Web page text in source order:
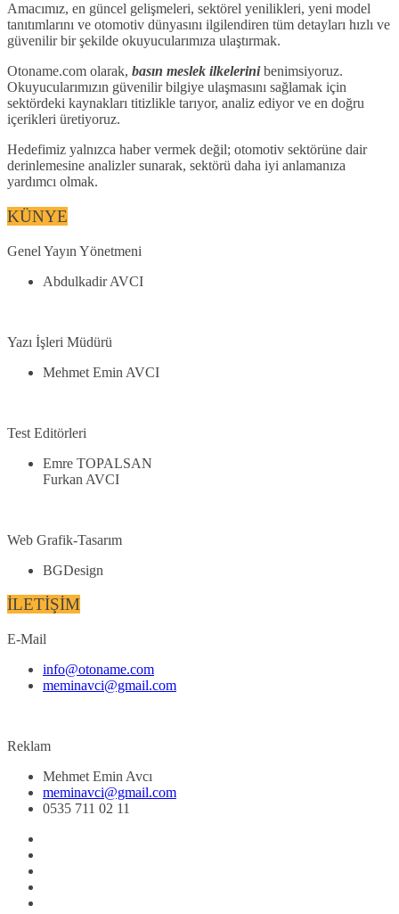
Amacımız, en güncel gelişmeleri, sektörel yenilikleri, yeni model
tanıtımlarını ve otomotiv dünyasını ilgilendiren tüm detayları hızlı ve
güvenilir bir şekilde okuyucularımıza ulaştırmak.
Otoname.com olarak, basın meslek ilkelerinibenimsiyoruz.
Okuyucularımızın güvenilir bilgiye ulaşmasını sağlamak için
sektördeki kaynakları titizlikle tarıyor, analiz ediyor ve en doğru
içerikleri üretiyoruz.
Hedefimiz yalnızca haber vermek değil; otomotiv sektörüne dair
derinlemesine analizler sunarak, sektörü daha iyi anlamanıza
yardımcı olmak.
KÜNYE
Genel Yayın Yönetmeni
Abdulkadir AVCI
Yazı İşleri Müdürü
Mehmet Emin AVCI
Test Editörleri
Emre TOPALSAN
Furkan AVCI
Web Grafik-Tasarım
BGDesign
İLETİŞİM
E-Mail
info@otoname.com
meminavci@gmail.com
Reklam
Mehmet Emin Avcı
meminavci@gmail.com
0535 711 02 11